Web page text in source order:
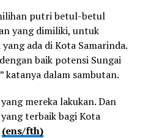
putri betul-betul
yang dimiliki, untuk
ada di Kota Samarinda.
baik potensi Sungai
katanya dalam sambutan.
mereka lakukan. Dan
terbaik bagi Kota
(ens/fth)